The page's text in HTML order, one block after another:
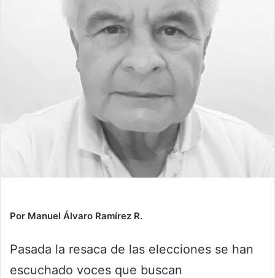
Por Manuel Álvaro Ramírez R.
Pasada la resaca de las elecciones se han
escuchado voces que buscan